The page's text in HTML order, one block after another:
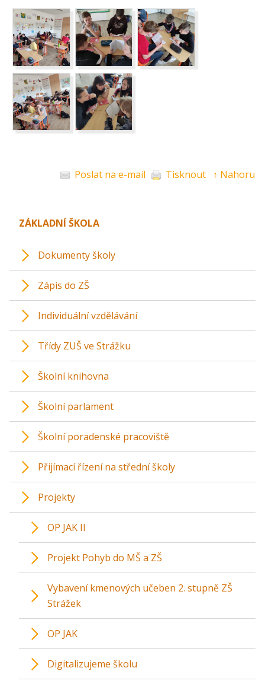
Poslat na e-mail Tisknout ↑ Nahoru
ZÁKLADNÍ ŠKOLA
Dokumenty školy
Zápis do ZŠ
Individuální vzdělávání
Třídy ZUŠ ve Strážku
Školní knihovna
Školní parlament
Školní poradenské pracoviště
Přijímací řízení na střední školy
Projekty
OP JAK II
Projekt Pohyb do MŠ a ZŠ
Vybavení kmenových učeben 2. stupně ZŠ
Strážek
OP JAK
Digitalizujeme školu